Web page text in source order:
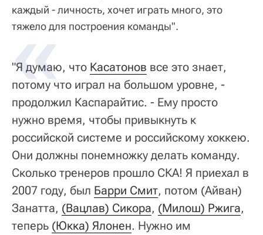
каждый - личность, хочет играть много, это
тяжело для построения команды".
"Я думаю, что Касатонов все это знает,
потому что играл на большом уровне, -
продолжил Каспарайтис. - Ему просто
нужно время, чтобы привыкнуть к
российской системе и российскому хоккею.
Они должны понемножку делать команду.
Сколько тренеров прошло СКА! Я приехал в
2007 году, был Барри Смит, потом (Айван)
Занатта, (Вацлав) Сикора, (Милош) Ржига,
теперь (Юкка) Ялонен. Нужно им